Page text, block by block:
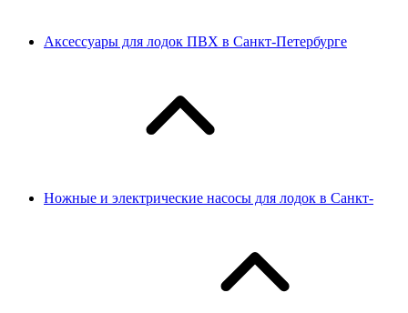
Аксессуары для лодок ПВХ в Санкт-Петербурге
Ножные и электрические насосы для лодок в Санкт-